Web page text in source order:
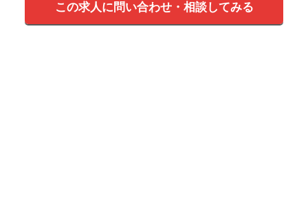
この求人に問い合わせ・相談してみる